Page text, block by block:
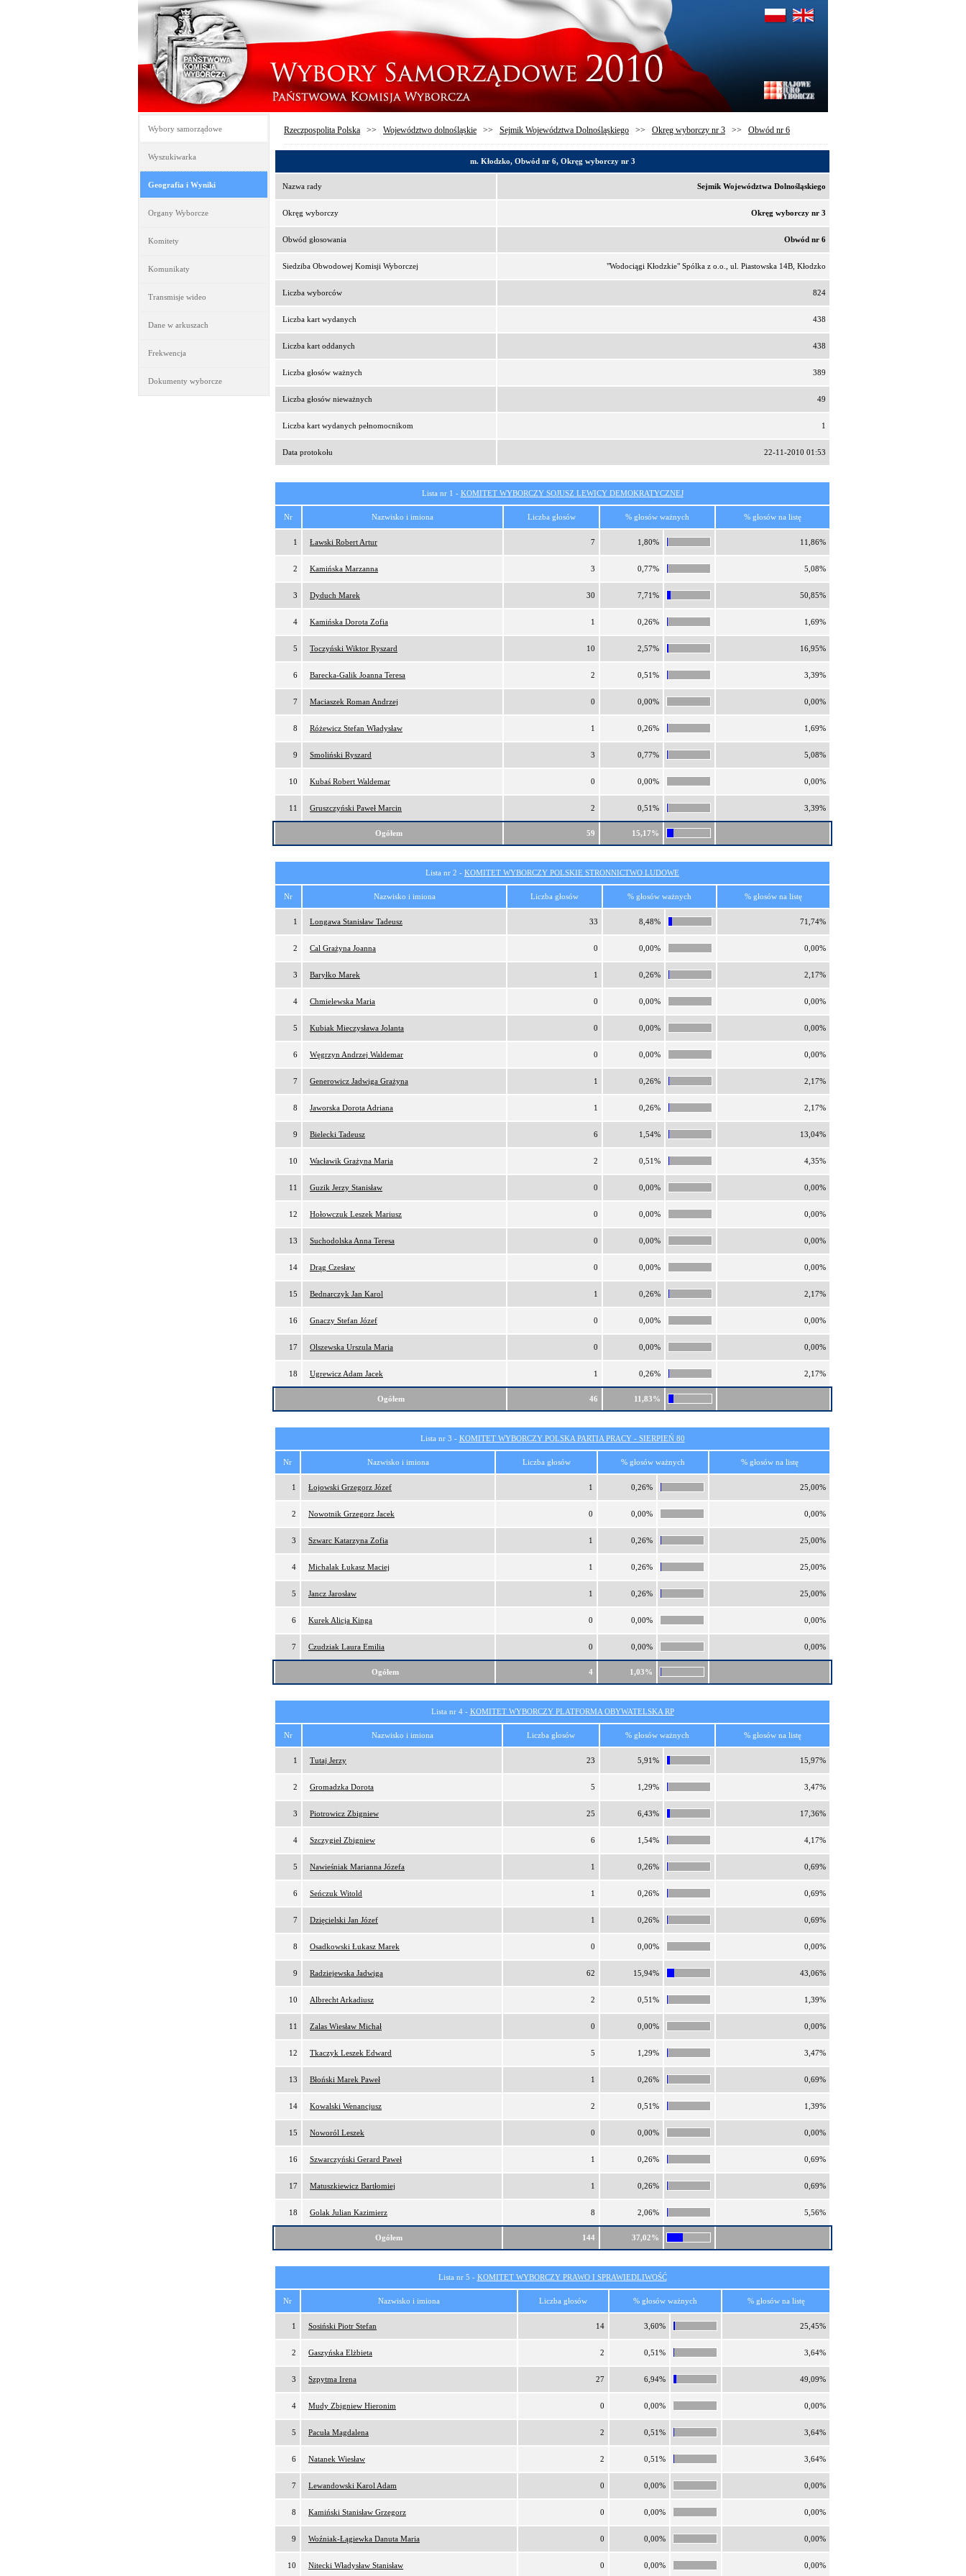
Wybory samorządowe
Wyszukiwarka
Geografia i Wyniki
Organy Wyborcze
Komitety
Komunikaty
Transmisje wideo
Dane w arkuszach
Frekwencja
Dokumenty wyborcze
Rzeczpospolita Polska >> Województwo dolnośląskie >> Sejmik Województwa Dolnośląskiego >> Okręg wyborczy nr 3 >> Obwód nr 6
m. Kłodzko, Obwód nr 6, Okręg wyborczy nr 3
Nazwa rady Sejmik Województwa Dolnośląskiego
Okręg wyborczy Okręg wyborczy nr 3
Obwód głosowania Obwód nr 6
Siedziba Obwodowej Komisji Wyborczej "Wodociągi Kłodzkie" Spólka z o.o., ul. Piastowska 14B, Kłodzko
Liczba wyborców 824
Liczba kart wydanych 438
Liczba kart oddanych 438
Liczba głosów ważnych 389
Liczba głosów nieważnych 49
Liczba kart wydanych pełnomocnikom 1
Data protokołu 22-11-2010 01:53
Lista nr 1 - KOMITET WYBORCZY SOJUSZ LEWICY DEMOKRATYCZNEJ
Nr Nazwisko i imiona Liczba głosów % głosów ważnych % głosów na listę
1 Ławski Robert Artur 7 1,80% 11,86%
2 Kamińska Marzanna 3 0,77% 5,08%
3 Dyduch Marek 30 7,71% 50,85%
4 Kamińska Dorota Zofia 1 0,26% 1,69%
5 Toczyński Wiktor Ryszard 10 2,57% 16,95%
6 Barecka-Galik Joanna Teresa 2 0,51% 3,39%
7 Maciaszek Roman Andrzej 0 0,00% 0,00%
8 Różewicz Stefan Władysław 1 0,26% 1,69%
9 Smoliński Ryszard 3 0,77% 5,08%
10 Kubaś Robert Waldemar 0 0,00% 0,00%
11 Gruszczyński Paweł Marcin 2 0,51% 3,39%
Ogółem 59 15,17%
Lista nr 2 - KOMITET WYBORCZY POLSKIE STRONNICTWO LUDOWE
Nr Nazwisko i imiona Liczba głosów % głosów ważnych % głosów na listę
1 Longawa Stanisław Tadeusz 33 8,48% 71,74%
2 Cal Grażyna Joanna 0 0,00% 0,00%
3 Baryłko Marek 1 0,26% 2,17%
4 Chmielewska Maria 0 0,00% 0,00%
5 Kubiak Mieczysława Jolanta 0 0,00% 0,00%
6 Węgrzyn Andrzej Waldemar 0 0,00% 0,00%
7 Generowicz Jadwiga Grażyna 1 0,26% 2,17%
8 Jaworska Dorota Adriana 1 0,26% 2,17%
9 Bielecki Tadeusz 6 1,54% 13,04%
10 Wacławik Grażyna Maria 2 0,51% 4,35%
11 Guzik Jerzy Stanisław 0 0,00% 0,00%
12 Hołowczuk Leszek Mariusz 0 0,00% 0,00%
13 Suchodolska Anna Teresa 0 0,00% 0,00%
14 Drąg Czesław 0 0,00% 0,00%
15 Bednarczyk Jan Karol 1 0,26% 2,17%
16 Gnaczy Stefan Józef 0 0,00% 0,00%
17 Olszewska Urszula Maria 0 0,00% 0,00%
18 Ugrewicz Adam Jacek 1 0,26% 2,17%
Ogółem 46 11,83%
Lista nr 3 - KOMITET WYBORCZY POLSKA PARTIA PRACY - SIERPIEŃ 80
Nr Nazwisko i imiona Liczba głosów % głosów ważnych % głosów na listę
1 Łojowski Grzegorz Józef 1 0,26% 25,00%
2 Nowotnik Grzegorz Jacek 0 0,00% 0,00%
3 Szwarc Katarzyna Zofia 1 0,26% 25,00%
4 Michalak Łukasz Maciej 1 0,26% 25,00%
5 Jancz Jarosław 1 0,26% 25,00%
6 Kurek Alicja Kinga 0 0,00% 0,00%
7 Czudziak Laura Emilia 0 0,00% 0,00%
Ogółem 4 1,03%
Lista nr 4 - KOMITET WYBORCZY PLATFORMA OBYWATELSKA RP
Nr Nazwisko i imiona Liczba głosów % głosów ważnych % głosów na listę
1 Tutaj Jerzy 23 5,91% 15,97%
2 Gromadzka Dorota 5 1,29% 3,47%
3 Piotrowicz Zbigniew 25 6,43% 17,36%
4 Szczygieł Zbigniew 6 1,54% 4,17%
5 Nawieśniak Marianna Józefa 1 0,26% 0,69%
6 Seńczuk Witold 1 0,26% 0,69%
7 Dzięcielski Jan Józef 1 0,26% 0,69%
8 Osadkowski Łukasz Marek 0 0,00% 0,00%
9 Radziejewska Jadwiga 62 15,94% 43,06%
10 Albrecht Arkadiusz 2 0,51% 1,39%
11 Zalas Wiesław Michał 0 0,00% 0,00%
12 Tkaczyk Leszek Edward 5 1,29% 3,47%
13 Błoński Marek Paweł 1 0,26% 0,69%
14 Kowalski Wenancjusz 2 0,51% 1,39%
15 Noworól Leszek 0 0,00% 0,00%
16 Szwarczyński Gerard Paweł 1 0,26% 0,69%
17 Matuszkiewicz Bartłomiej 1 0,26% 0,69%
18 Golak Julian Kazimierz 8 2,06% 5,56%
Ogółem 144 37,02%
Lista nr 5 - KOMITET WYBORCZY PRAWO I SPRAWIEDLIWOŚĆ
Nr Nazwisko i imiona Liczba głosów % głosów ważnych % głosów na listę
1 Sosiński Piotr Stefan 14 3,60% 25,45%
2 Gaszyńska Elżbieta 2 0,51% 3,64%
3 Szpytma Irena 27 6,94% 49,09%
4 Mudy Zbigniew Hieronim 0 0,00% 0,00%
5 Pacuła Magdalena 2 0,51% 3,64%
6 Natanek Wiesław 2 0,51% 3,64%
7 Lewandowski Karol Adam 0 0,00% 0,00%
8 Kamiński Stanisław Grzegorz 0 0,00% 0,00%
9 Woźniak-Łągiewka Danuta Maria 0 0,00% 0,00%
10 Nitecki Władysław Stanisław 0 0,00% 0,00%